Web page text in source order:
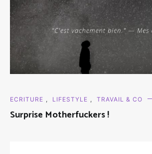
ECRITURE , LIFESTYLE , TRAVAIL & CO
Surprise Motherfuckers !